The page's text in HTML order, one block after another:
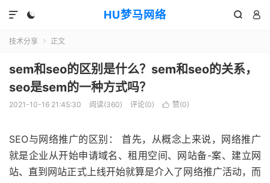
HU梦马网络
  

技术分享  正文
sem和seo的区别是什么？sem和seo的关系，
seo是sem的一种方式吗？
2021-10-16 21:45:30 阅读(360) 评论(0)  赞(0)
SEO与网络推广的区别： 首先，从概念上来说，网络推广
就是企业从开始申请域名、租用空间、网站备-案、建立网
站、直到网站正式上线开始就算是介入了网络推广活动，而